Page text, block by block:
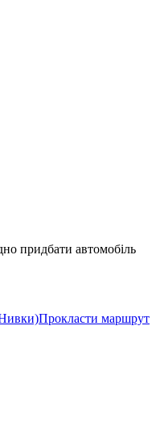
придбати автомобіль
Прокласти маршрут